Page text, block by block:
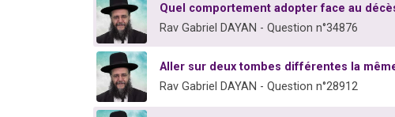
Quel comportement adopter face au
Rav Gabriel DAYAN - Question n°34876
Aller sur deux tombes différentes la
Rav Gabriel DAYAN - Question n°28912